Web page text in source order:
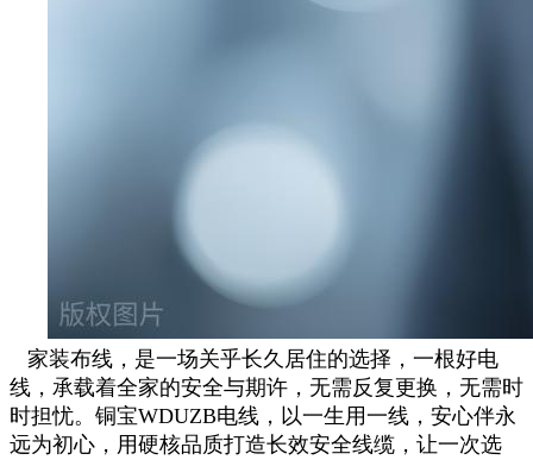
家装布线，是一场关乎长久居住的选择，一根好电
线，承载着全家的安全与期许，无需反复更换，无需时
时担忧。铜宝WDUZB电线 ，以一生用一线，安心伴永
远为初心，用硬核品质打造长效安全线缆，让一次选